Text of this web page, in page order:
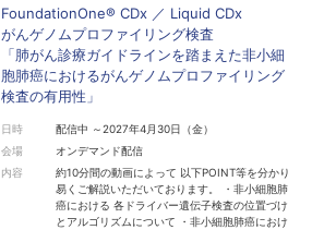
FoundationOne® CDx ／ Liquid CDx
がんゲノムプロファイリング検査
「肺がん診療ガイドラインを踏まえた非小細
胞肺癌におけるがんゲノムプロファイリング
検査の有用性」
日時
配信中 ～2027年4月30日（金）
会場
オンデマンド配信
内容
約10分間の動画によって 以下POINT等を分かり
易くご解説いただいております。 ・非小細胞肺
癌における 各ドライバー遺伝子検査の位置づけ
とアルゴリズムについて ・非小細胞肺癌におけ